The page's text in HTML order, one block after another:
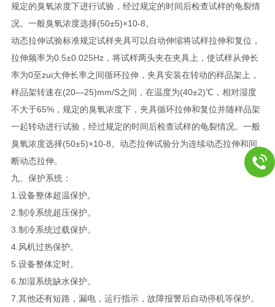
规定的臭氧浓度下进行试验，经过规定的时间后检查试样的龟裂情
况。一般臭氧浓度选择(50±5)×10-8。
动态拉伸试验标准规定试样夹具可以自动伸缩将试样拉伸和复位，
拉伸频率为0.5±0.025Hz，将试样两头夹在夹具上，使试样从伸长
率为0至zui大伸长率之间循环拉伸，夹具安装在转动的样品架上，
样品架转速在(20—25)mm/S之间，在温度为(40±2)℃，相对湿度
不大于65%，规定的臭氧浓度下，夹具循环拉伸和复位并随样品架
一起转动进行试验，经过规定的时间后检查试样的龟裂情况。一般
臭氧浓度选择(50±5)×10-8。动态拉伸试验分为连续动态拉伸和间
断动态拉伸。
九、保护系统：
1.设备整体超温保护。
2.制冷系统超压保护。
3.制冷系统过载保护。
4.风机过热保护。
5.设备整体定时。
6.加湿系统缺水保护。
7.其他还有短路，漏电，运行指示，故障报警后自动停机等保护。